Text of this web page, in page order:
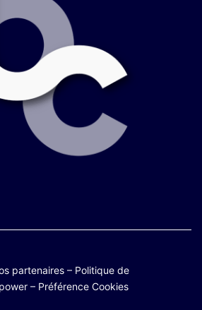
partenaires – Politique de
– Préférence Cookies